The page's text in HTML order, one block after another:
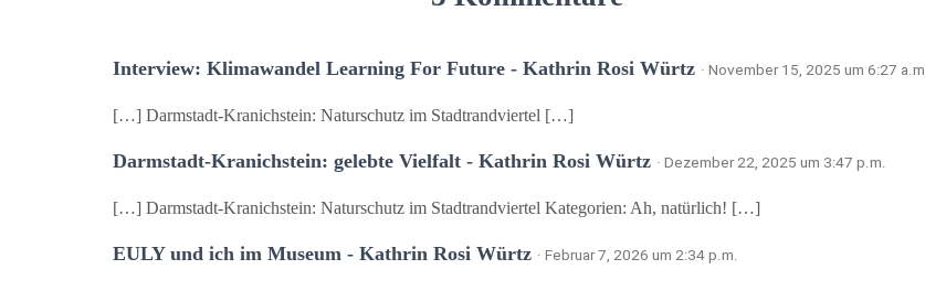
Interview: Klimawandel Learning For Future - Kathrin Rosi Würtz · November 15, 2025 um 6:27 a.m.
[…] Darmstadt-Kranichstein: Naturschutz im Stadtrandviertel […]
Darmstadt-Kranichstein: gelebte Vielfalt - Kathrin Rosi Würtz · Dezember 22, 2025 um 3:47 p.m.
[…] Darmstadt-Kranichstein: Naturschutz im Stadtrandviertel Kategorien: Ah, natürlich! […]
EULY und ich im Museum - Kathrin Rosi Würtz · Februar 7, 2026 um 2:34 p.m.